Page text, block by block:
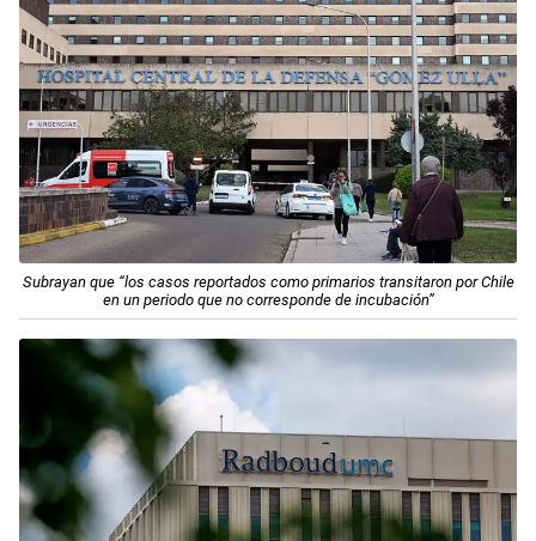
Subrayan que “los casos reportados como primarios transitaron por Chile
en un periodo que no corresponde de incubación”